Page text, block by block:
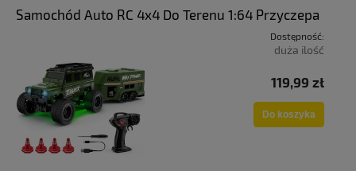
Samochód Auto RC 4x4 Do Terenu 1:64 Przyczepa
Dostępność:
duża ilość
119,99 zł
Do koszyka